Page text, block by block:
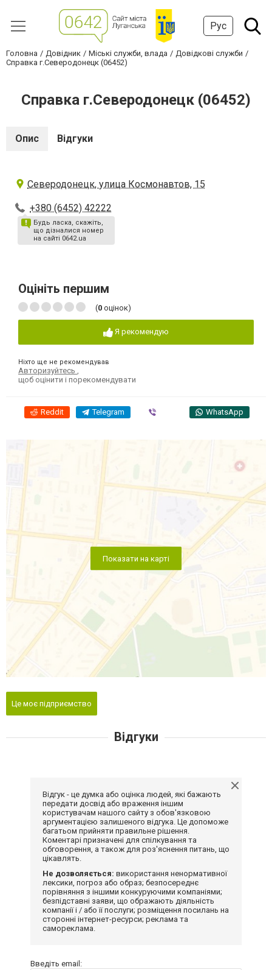
Рус
Головна Довідник Міські служби, влада
Довідкові служби
Справка г.Северодонецк (06452)
Справка г.Северодонецк (06452)
Опис Відгуки
Северодонецк, улица Космонавтов, 15
+380 (6452) 42222
Будь ласка, скажіть,
що дізналися номер
на сайті 0642.ua
Оцініть першим
(0 оцінок)
Я рекомендую
Ніхто ще не рекомендував
Авторизуйтесь
щоб оцінити і порекомендувати
Reddit Telegram WhatsApp
Показати на карті
Це моє підприємство
Відгуки
Відгук - це думка або оцінка людей, які бажають
передати досвід або враження іншим
користувачам нашого сайту з обов'язковою
аргументацією залишеного відгука. Це допоможе
багатьом прийняти правильне рішення.
Коментарі призначені для спілкування та
обговорення, а також для роз'яснення питань, що
цікавлять.
Не дозволяється: використання ненормативної
лексики, погроз або образ; безпосереднє
порівняння з іншими конкуруючими компаніями;
безпідставні заяви, що ображають діяльність
компанії і / або її послуги; розміщення посилань на
сторонні інтернет-ресурси; реклама та
самореклама.
Введіть email: